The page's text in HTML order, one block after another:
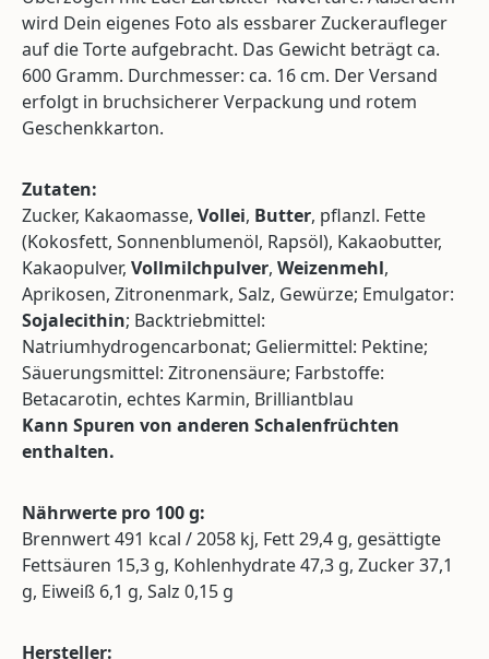
wird Dein eigenes Foto als essbarer Zuckeraufleger
auf die Torte aufgebracht. Das Gewicht beträgt ca.
600 Gramm. Durchmesser: ca. 16 cm. Der Versand
erfolgt in bruchsicherer Verpackung und rotem
Geschenkkarton.
Zutaten:
Zucker, Kakaomasse, Vollei, Butter, pflanzl. Fette
(Kokosfett, Sonnenblumenöl, Rapsöl), Kakaobutter,
Kakaopulver, Vollmilchpulver, Weizenmehl,
Aprikosen, Zitronenmark, Salz, Gewürze; Emulgator:
Sojalecithin; Backtriebmittel:
Natriumhydrogencarbonat; Geliermittel: Pektine;
Säuerungsmittel: Zitronensäure; Farbstoffe:
Betacarotin, echtes Karmin, Brilliantblau
Kann Spuren von anderen Schalenfrüchten
enthalten.
Nährwerte pro 100 g:
Brennwert 491 kcal / 2058 kj, Fett 29,4 g, gesättigte
Fettsäuren 15,3 g, Kohlenhydrate 47,3 g, Zucker 37,1
g, Eiweiß 6,1 g, Salz 0,15 g
Hersteller: